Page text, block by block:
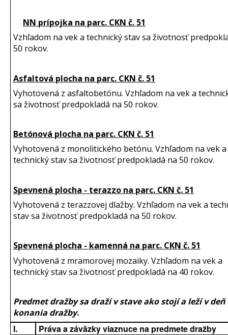
NN prípojka na parc. CKN č. 51
Vzhľadom na vek a technický stav sa životnosť
50 rokov.
Asfaltová plocha na parc. CKN č. 51
Vyhotovená z asfaltobetónu. Vzhľadom na vek a
sa životnosť predpokladá na 50 rokov.
Betónová plocha na parc. CKN č. 51
Vyhotovená z monolitického betónu. Vzhľadom na vek a
technický stav sa životnosť predpokladá na 50 rokov.
Spevnená plocha - terazzo na parc. CKN č. 51
Vyhotovená z terazzovej dlažby. Vzhľadom na vek a
stav sa životnosť predpokladá na 50 rokov.
Spevnená plocha - kamenná na parc. CKN č. 51
Vyhotovená z mramorovej mozaiky. Vzhľadom na vek a
technický stav sa životnosť predpokladá na 40 rokov.
Predmet dražby sa draží v stave ako stojí a leží v deň
konania dražby.
I.
Práva a záväzky viaznuce na predmete dražby